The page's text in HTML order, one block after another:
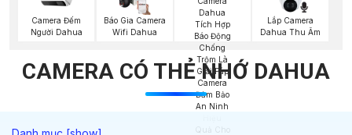
Camera Đếm
Người Dahua
Báo Gia Camera
Wifi Dahua
Lắp Camera
Dahua Thu Âm
CAMERA CÓ THẺ NHỚ DAHUA